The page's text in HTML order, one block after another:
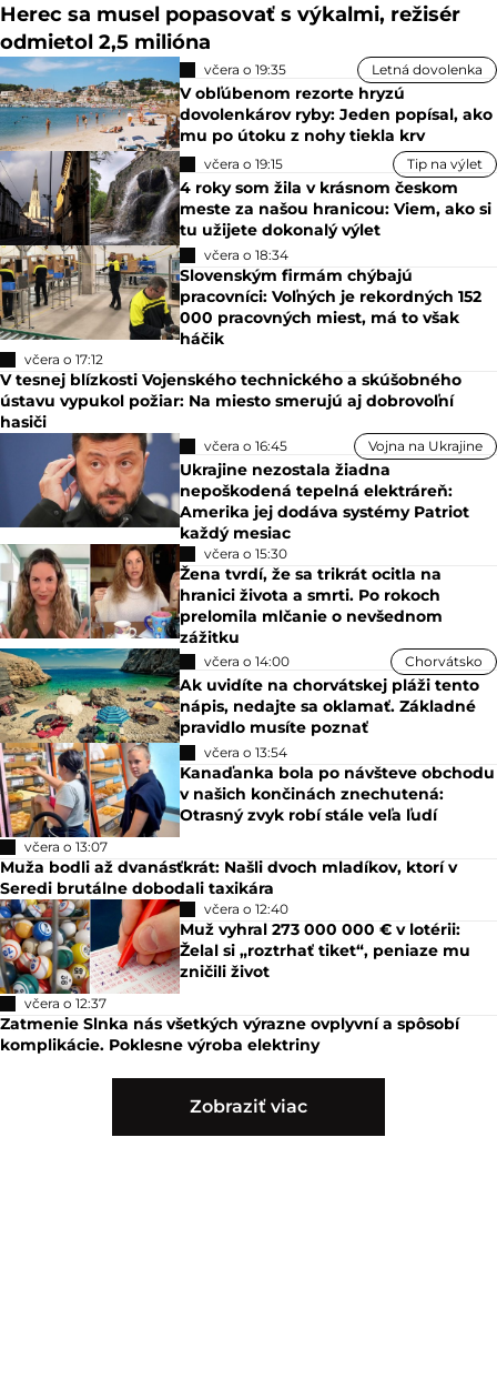
Herec sa musel popasovať s výkalmi, režisér
odmietol 2,5 milióna
včera o 19:35 Letná dovolenka
V obľúbenom rezorte hryzú
dovolenkárov ryby: Jeden popísal, ako
mu po útoku z nohy tiekla krv
včera o 19:15 Tip na výlet
4 roky som žila v krásnom českom
meste za našou hranicou: Viem, ako si
tu užijete dokonalý výlet
včera o 18:34
Slovenským firmám chýbajú
pracovníci: Voľných je rekordných 152
000 pracovných miest, má to však
háčik
včera o 17:12
V tesnej blízkosti Vojenského technického a skúšobného
ústavu vypukol požiar: Na miesto smerujú aj dobrovoľní
hasiči
včera o 16:45 Vojna na Ukrajine
Ukrajine nezostala žiadna
nepoškodená tepelná elektráreň:
Amerika jej dodáva systémy Patriot
každý mesiac
včera o 15:30
Žena tvrdí, že sa trikrát ocitla na
hranici života a smrti. Po rokoch
prelomila mlčanie o nevšednom
zážitku
včera o 14:00 Chorvátsko
Ak uvidíte na chorvátskej pláži tento
nápis, nedajte sa oklamať. Základné
pravidlo musíte poznať
včera o 13:54
Kanaďanka bola po návšteve obchodu
v našich končinách znechutená:
Otrasný zvyk robí stále veľa ľudí
včera o 13:07
Muža bodli až dvanásťkrát: Našli dvoch mladíkov, ktorí v
Seredi brutálne dobodali taxikára
včera o 12:40
Muž vyhral 273 000 000 € v lotérii:
Želal si „roztrhať tiket“, peniaze mu
zničili život
včera o 12:37
Zatmenie Slnka nás všetkých výrazne ovplyvní a spôsobí
komplikácie. Poklesne výroba elektriny
Zobraziť viac